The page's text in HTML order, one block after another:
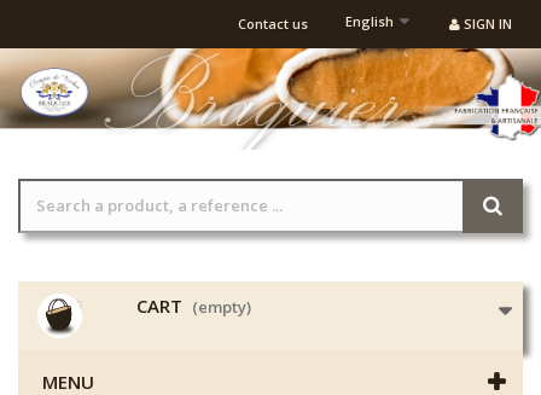
SIGN IN
English
Contact us
CART (empty)
MENU